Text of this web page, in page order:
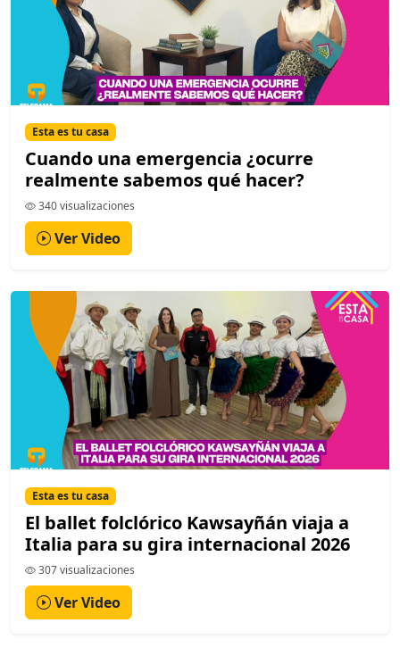
Esta es tu casa
Cuando una emergencia ¿ocurre
realmente sabemos qué hacer?
340 visualizaciones
Ver Video
Esta es tu casa
El ballet folclórico Kawsayñán viaja a
Italia para su gira internacional 2026
307 visualizaciones
Ver Video